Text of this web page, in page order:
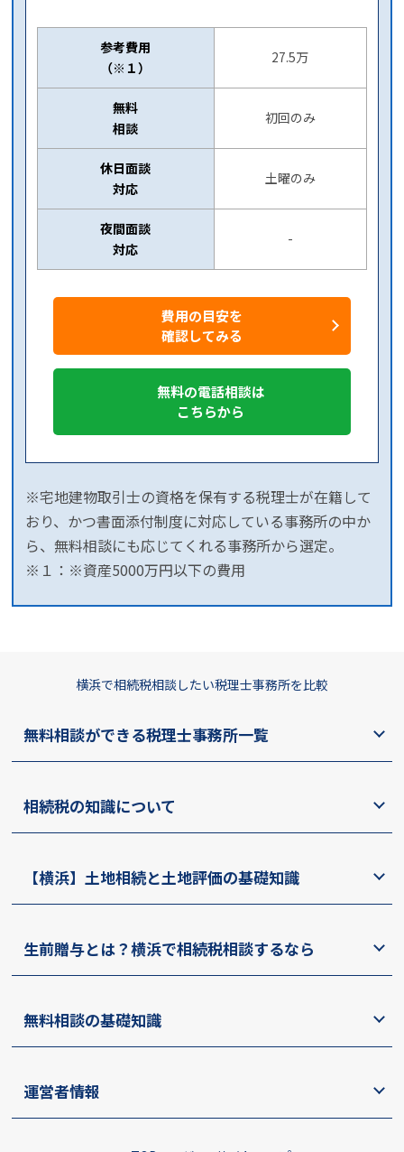
参考費用
（※１）
27.5万
無料
相談
初回のみ
休日面談
対応
土曜のみ
夜間面談
対応
-
費用の目安を
確認してみる
無料の電話相談は
こちらから
※宅地建物取引士の資格を保有する税理士が在籍して
おり、かつ書面添付制度に対応している事務所の中か
ら、無料相談にも応じてくれる事務所から選定。
※１：※資産5000万円以下の費用
横浜で相続税相談したい税理士事務所を比較
無料相談ができる税理士事務所一覧
相続税の知識について
【横浜】土地相続と土地評価の基礎知識
生前贈与とは？横浜で相続税相談するなら
無料相談の基礎知識
運営者情報